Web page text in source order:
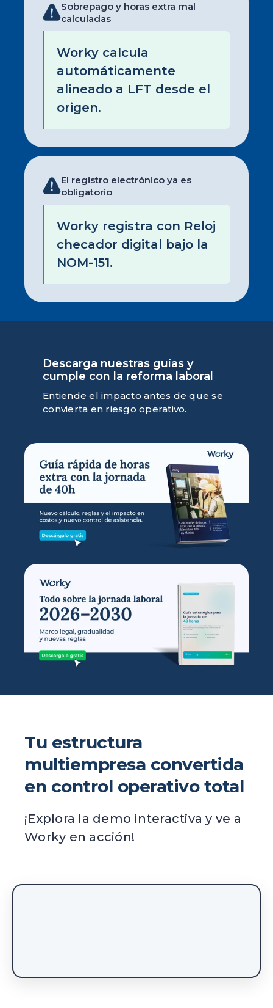
Sobrepago y horas extra mal
calculadas
Worky calcula
automáticamente
alineado a LFT desde el
origen.
El registro electrónico ya es
obligatorio
Worky registra con Reloj
checador digital bajo la
NOM-151.
Descarga nuestras guías y
cumple con la reforma laboral
Entiende el impacto antes de que se
convierta en riesgo operativo.
Tu estructura
multiempresa convertida
en control operativo total
¡Explora la demo interactiva y ve a
Worky en acción!